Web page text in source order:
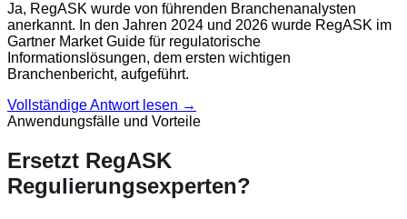
Ja, RegASK wurde von führenden Branchenanalysten
anerkannt. In den Jahren 2024 und 2026 wurde RegASK im
Gartner Market Guide für regulatorische
Informationslösungen, dem ersten wichtigen
Branchenbericht, aufgeführt.
Vollständige Antwort lesen →
Anwendungsfälle und Vorteile
Ersetzt RegASK
Regulierungsexperten?